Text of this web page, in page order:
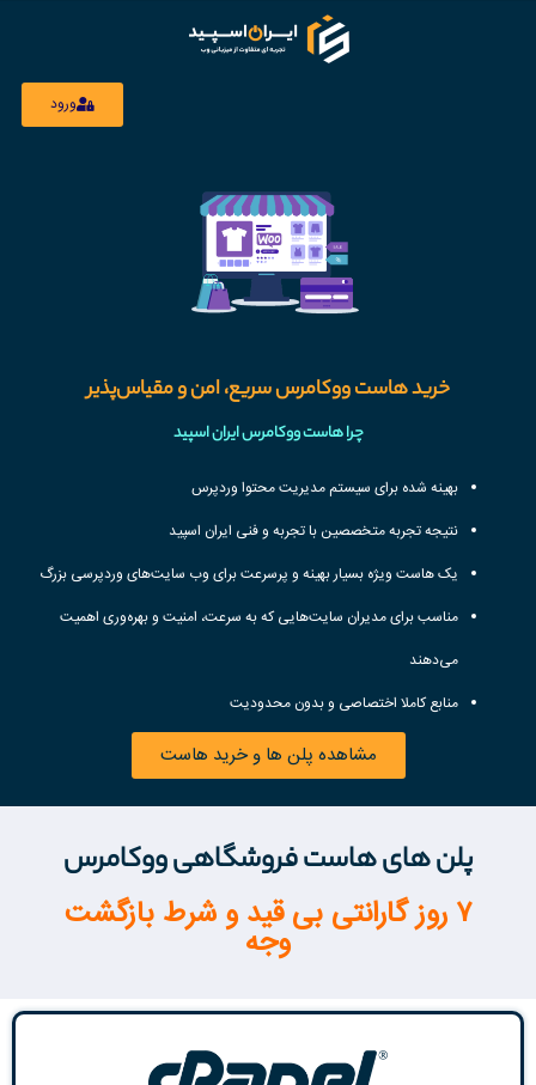
ورود
خرید هاست ووکامرس سریع، امن و مقیاس‌پذیر
چرا هاست ووکامرس ایران اسپید
بهینه شده برای سیستم مدیریت محتوا وردپرس
نتیجه تجربه متخصصین با تجربه و فنی ایران اسپید
یک هاست ویژه بسیار بهینه و پرسرعت برای وب سایت‌های وردپرسی بزرگ
مناسب برای مدیران سایت‌هایی که به سرعت، امنیت و بهره‌وری اهمیت
می‌دهند
منابع کاملا اختصاصی و بدون محدودیت
مشاهده پلن ها و خرید هاست
پلن های هاست فروشگاهی ووکامرس
۷ روز گارانتی بی قید و شرط بازگشت
وجه